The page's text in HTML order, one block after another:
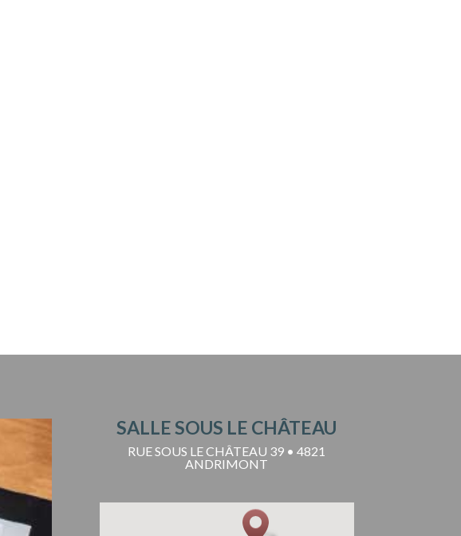
SALLE SOUS LE CHÂTEAU
RUE SOUS LE CHÂTEAU 39 • 4821
ANDRIMONT